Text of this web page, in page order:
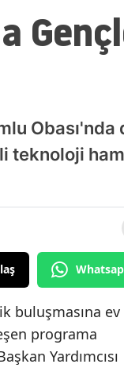
Ankara
Aydın
Bilecik
Bitlis
Burdur
teknoloji
buluşmasına ev
programa
Yardımcısı